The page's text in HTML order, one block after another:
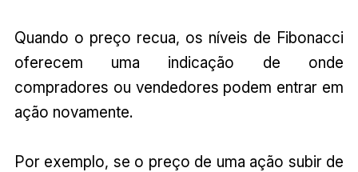
Quando o preço recua, os níveis de Fibonacci
oferecem uma indicação de onde
compradores ou vendedores podem entrar em
ação novamente.
Por exemplo, se o preço de uma ação subir de